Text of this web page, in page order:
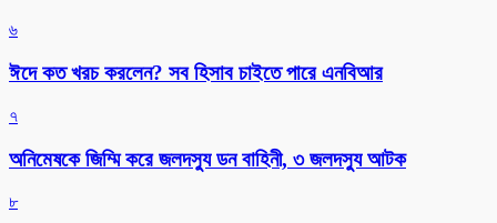
৬
ঈদে কত খরচ করলেন? সব হিসাব চাইতে পারে এনবিআর
৭
অনিমেষকে জিম্মি করে জলদস্যু ডন বাহিনী, ৩ জলদস্যু আটক
৮